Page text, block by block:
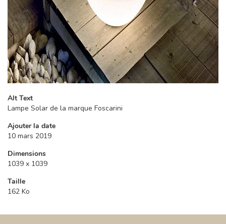
Alt Text
Lampe Solar de la marque Foscarini
Ajouter la date
10 mars 2019
Dimensions
1039 x 1039
Taille
162 Ko